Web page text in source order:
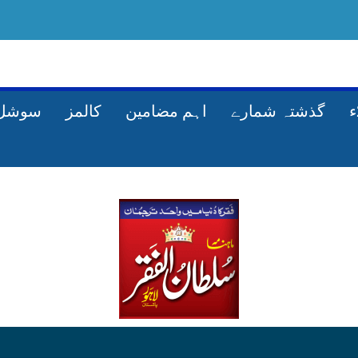
گذشتہ شمارے اہم مضامین کالمز سوشل